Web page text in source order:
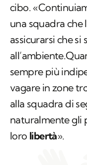
cibo.
una squadra che
assicurarsi che
sempre più
vagare in zone
alla squadra di
naturalmente gli
loro libertà».